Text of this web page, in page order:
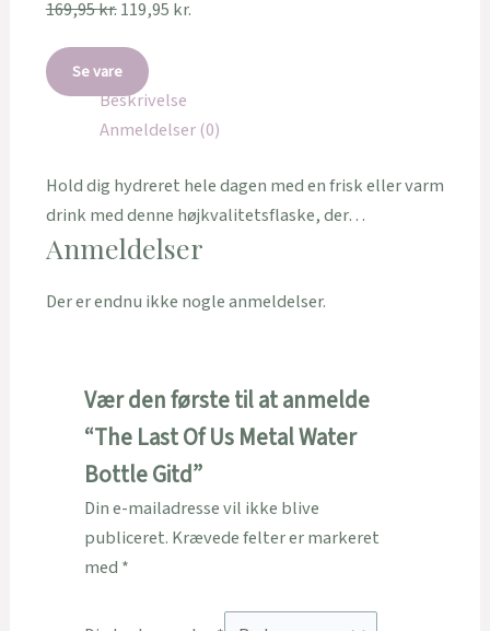
169,95kr.119,95 kr.
Se vare
Beskrivelse
Anmeldelser (0)
Hold dig hydreret hele dagen med en frisk eller varm
drink med denne højkvalitetsflaske, der…
Anmeldelser
Der er endnu ikke nogle anmeldelser.
Vær den første til at anmelde
“The Last Of Us Metal Water
Bottle Gitd”
Din e-mailadresse vil ikke blive
publiceret. Krævede felter er markeret
med *